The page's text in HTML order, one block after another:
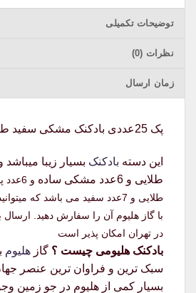
توضیحات تکمیلی
نظرات (0)
زمان ارسال
پک 25عددی بادکنک مشکی سفید طلایی
این دسته بادکنک
طلایی و 6عدد مشکی ساده
و
طلایی و 7عدد سفید می باشد که
با گاز هلیوم آن را سفارش دهید.
در تهران امکان پذیر است
بادکنک هلیومی چیست ؟ گاز هلیوم
سبک‌ ترین و فراوان‌ ترین عنصر
بسیار کمی از هلیوم در جو زمین